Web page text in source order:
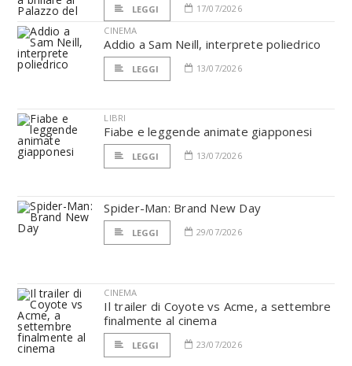
LEGGI
17/07/2026
CINEMA
Addio a Sam Neill, interprete poliedrico
LEGGI 13/07/2026
LIBRI
Fiabe e leggende animate giapponesi
LEGGI 13/07/2026
Spider-Man: Brand New Day
LEGGI 29/07/2026
CINEMA
Il trailer di Coyote vs Acme, a settembre
finalmente al cinema
LEGGI 23/07/2026